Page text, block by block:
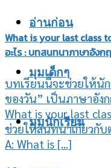
อ่านก่อน
มุมเด็กๆ
มุมนักเรียน
What is your last class
อะไร : บทสนทนาภาษาอังก
บทเรียนนี้จะช่วยให้นั
ของวัน” เป็นภาษาอัง
What is your last
ช่วยให้สนทนาเกี่ยวกับ
A: What is [...]